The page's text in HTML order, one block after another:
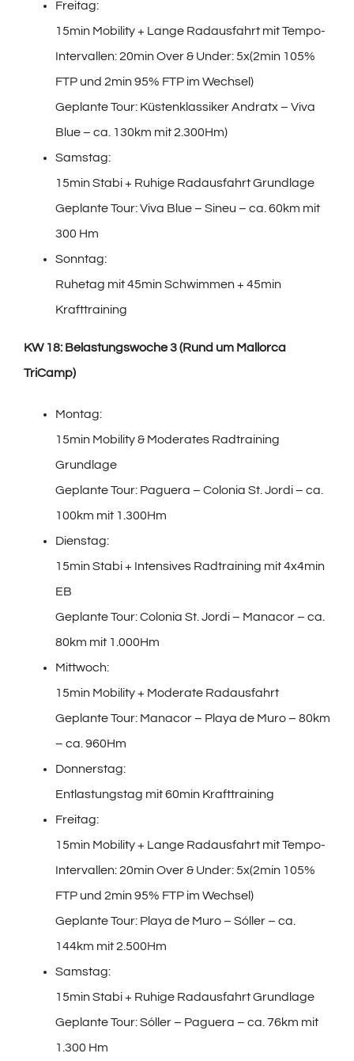
Freitag:
15min Mobility + Lange Radausfahrt mit Tempo-
Intervallen: 20min Over & Under: 5x(2min 105%
FTP und 2min 95% FTP im Wechsel)
Geplante Tour: Küstenklassiker Andratx – Viva
Blue – ca. 130km mit 2.300Hm)
Samstag:
15min Stabi + Ruhige Radausfahrt Grundlage
Geplante Tour: Viva Blue – Sineu – ca. 60km mit
300 Hm
Sonntag:
Ruhetag mit 45min Schwimmen + 45min
Krafttraining
KW 18: Belastungswoche 3 (Rund um Mallorca
TriCamp)
Montag:
15min Mobility & Moderates Radtraining
Grundlage
Geplante Tour: Paguera – Colonia St. Jordi – ca.
100km mit 1.300Hm
Dienstag:
15min Stabi + Intensives Radtraining mit 4x4min
EB
Geplante Tour: Colonia St. Jordi – Manacor – ca.
80km mit 1.000Hm
Mittwoch:
15min Mobility + Moderate Radausfahrt
Geplante Tour: Manacor – Playa de Muro – 80km
– ca. 960Hm
Donnerstag:
Entlastungstag mit 60min Krafttraining
Freitag:
15min Mobility + Lange Radausfahrt mit Tempo-
Intervallen: 20min Over & Under: 5x(2min 105%
FTP und 2min 95% FTP im Wechsel)
Geplante Tour: Playa de Muro – Sóller – ca.
144km mit 2.500Hm
Samstag:
15min Stabi + Ruhige Radausfahrt Grundlage
Geplante Tour: Sóller – Paguera – ca. 76km mit
1.300 Hm